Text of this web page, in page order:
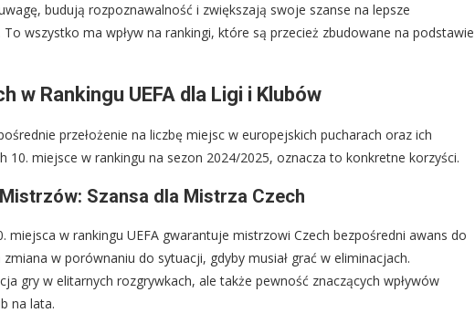
budują rozpoznawalność i zwiększają swoje szanse na lepsze
wszystko ma wpływ na rankingi, które są przecież zbudowane na podstawie
w Rankingu UEFA dla Ligi i Klubów
przełożenie na liczbę miejsc w europejskich pucharach oraz ich
10. miejsce w rankingu na sezon 2024/2025, oznacza to konkretne korzyści.
Szansa dla Mistrza Czech
miejsca w rankingu UEFA gwarantuje mistrzowi Czech bezpośredni awans do
w porównaniu do sytuacji, gdyby musiał grać w eliminacjach.
gry w elitarnych rozgrywkach, ale także pewność znaczących wpływów
na lata.